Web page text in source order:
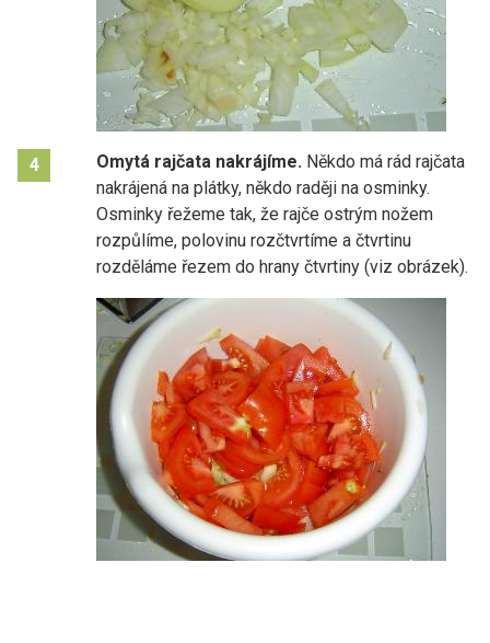
4 Omytá rajčata nakrájíme. Někdo má rád rajčata
nakrájená na plátky, někdo raději na osminky.
Osminky řežeme tak, že rajče ostrým nožem
rozpůlíme, polovinu rozčtvrtíme a čtvrtinu
rozděláme řezem do hrany čtvrtiny (viz obrázek).